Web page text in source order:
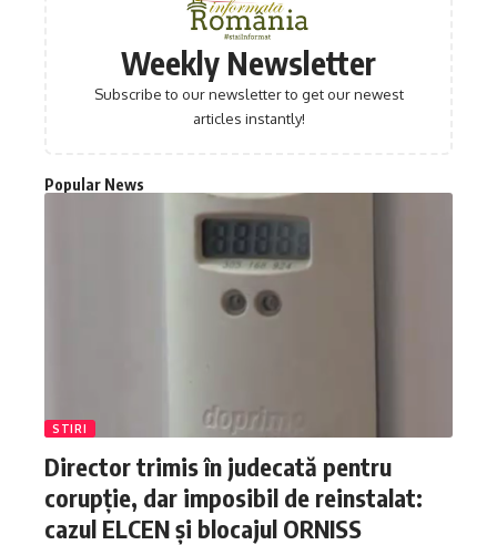
Weekly Newsletter
Subscribe to our newsletter to get our newest
articles instantly!
Popular News
STIRI
Director trimis în judecată pentru
corupție, dar imposibil de reinstalat:
cazul ELCEN și blocajul ORNISS